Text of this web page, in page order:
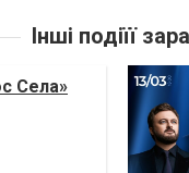
Інші подіїї
Села»